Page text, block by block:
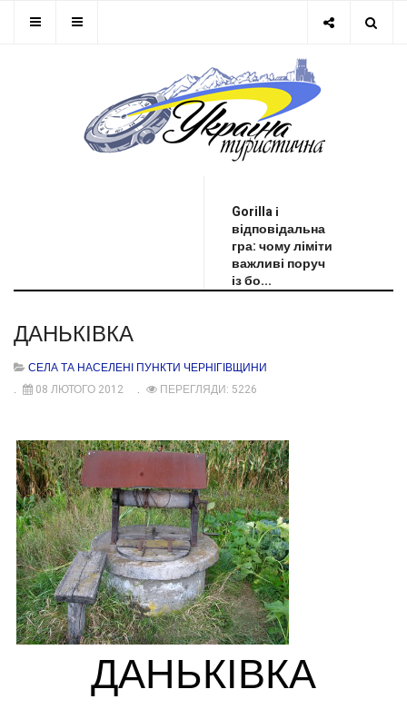
Gorilla і
відповідальна
гра: чому ліміти
важливі поруч
із бо...
ДАНЬКІВКА
СЕЛА ТА НАСЕЛЕНІ ПУНКТИ ЧЕРНІГІВЩИНИ
08 ЛЮТОГО 2012
ПЕРЕГЛЯДИ: 5226
ДАНЬКІВКА